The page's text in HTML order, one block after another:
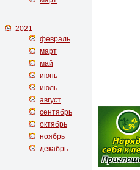
2021
февраль
март
май
июнь
июль
август
сентябрь
октябрь
ноябрь
декабрь